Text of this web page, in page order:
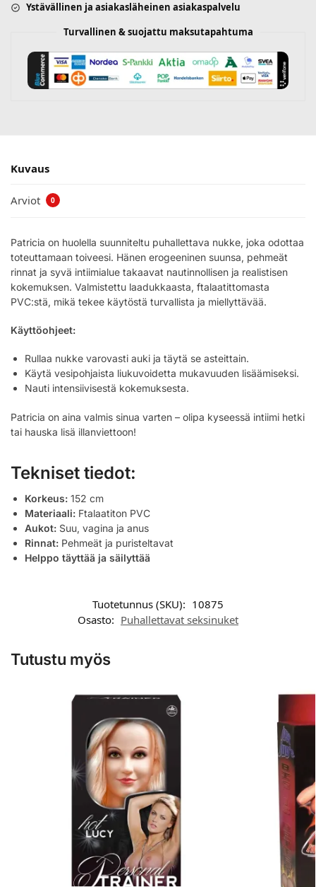
Ystävällinen ja asiakasläheinen asiakaspalvelu
Turvallinen & suojattu maksutapahtuma
Kuvaus
Arviot 0
Patricia on huolella suunniteltu puhallettava nukke, joka odottaa
toteuttamaan toiveesi. Hänen erogeeninen suunsa, pehmeät
rinnat ja syvä intiimialue takaavat nautinnollisen ja realistisen
kokemuksen. Valmistettu laadukkaasta, ftalaatittomasta
PVC:stä, mikä tekee käytöstä turvallista ja miellyttävää.
Käyttöohjeet:
Rullaa nukke varovasti auki ja täytä se asteittain.
Käytä vesipohjaista liukuvoidetta mukavuuden lisäämiseksi.
Nauti intensiivisestä kokemuksesta.
Patricia on aina valmis sinua varten – olipa kyseessä intiimi hetki
tai hauska lisä illanviettoon!
Tekniset tiedot:
Korkeus: 152 cm
Materiaali: Ftalaatiton PVC
Aukot: Suu, vagina ja anus
Rinnat: Pehmeät ja puristeltavat
Helppo täyttää ja säilyttää
Tuotetunnus (SKU): 10875
Osasto: Puhallettavat seksinuket
Tutustu myös